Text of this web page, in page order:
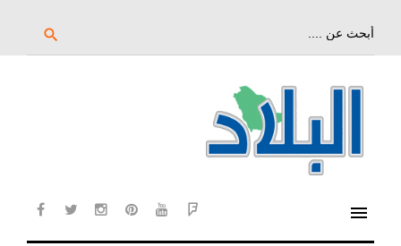
search
menu